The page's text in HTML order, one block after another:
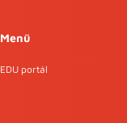
Menü
EDU portál